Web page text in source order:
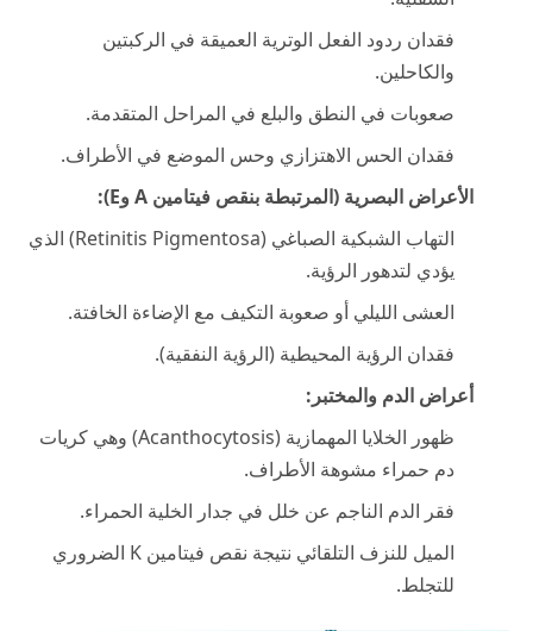
فقدان ردود الفعل الوترية العميقة في الركبتين
والكاحلين.
صعوبات في النطق والبلع في المراحل المتقدمة.
فقدان الحس الاهتزازي وحس الموضع في الأطراف.
الأعراض البصرية (المرتبطة بنقص فيتامين A وE):
التهاب الشبكية الصباغي (Retinitis Pigmentosa) الذي
يؤدي لتدهور الرؤية.
العشى الليلي أو صعوبة التكيف مع الإضاءة الخافتة.
فقدان الرؤية المحيطية (الرؤية النفقية).
أعراض الدم والمختبر:
ظهور الخلايا المهمازية (Acanthocytosis) وهي كريات
دم حمراء مشوهة الأطراف.
فقر الدم الناجم عن خلل في جدار الخلية الحمراء.
الميل للنزف التلقائي نتيجة نقص فيتامين K الضروري
للتجلط.